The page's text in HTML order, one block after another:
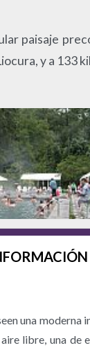
paisaje
y a 133
una
libre, una